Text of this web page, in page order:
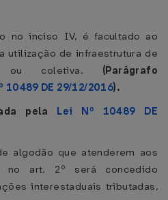
no inciso IV, é facultado ao
utilização de infraestrutura de
ou coletiva. (Parágrafo
10489 DE 29/12/2016).
pela Lei Nº 10489 DE
algodão que atenderem aos
no art. 2º será concedido
interestaduais tributadas,